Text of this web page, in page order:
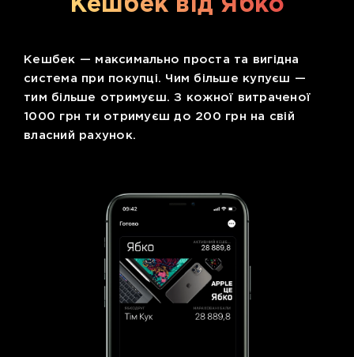
Кешбек від Ябко
Кешбек — максимально проста та вигідна
система при покупці. Чим більше купуєш —
тим більше отримуєш. З кожної витраченої
1000 грн ти отримуєш до 200 грн на свій
власний рахунок.